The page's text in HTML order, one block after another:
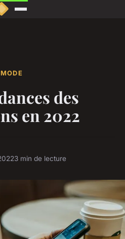
MODE
des
en 2022
3 min de lecture